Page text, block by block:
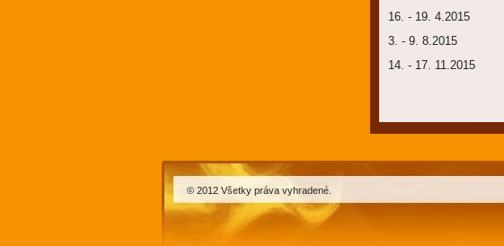
16. - 19. 4.2015
3. - 9. 8.2015
14. - 17. 11.2015
© 2012 Všetky práva vyhradené.